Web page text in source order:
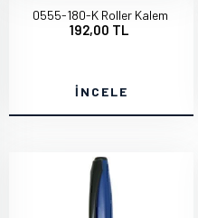
0555-180-K Roller Kalem
192,00 TL
İNCELE